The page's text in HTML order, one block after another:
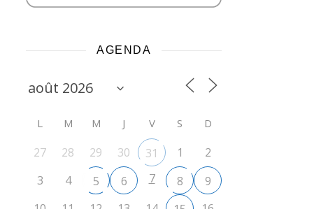
AGENDA
L M M J V S D
27 28 29 30 31 1
2
3
4 5 6 7 8
9